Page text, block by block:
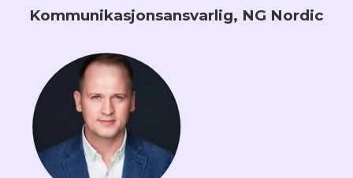
Kommunikasjonsansvarlig, NG Nordic